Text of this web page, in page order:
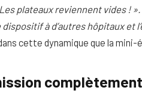
plateaux reviennent vides !
à d’autres hôpitaux et
cette dynamique que la